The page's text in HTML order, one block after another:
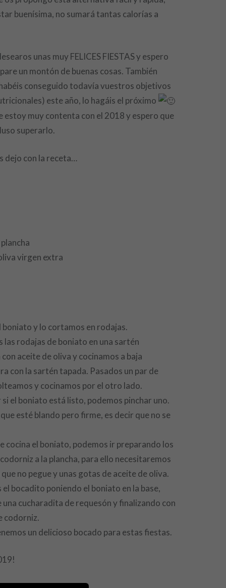
buenísima, no sumará tantas calorías a
unas muy FELICES FIESTAS y espero
un montón de buenas cosas. También
conseguido todavía vuestros objetivos
este año, lo hagáis el próximo
estoy muy contenta con el 2018 y espero que
superarlo.
dejo con la receta…
virgen extra
boniato y lo cortamos en rodajas.
las rodajas de boniato en una sartén
aceite de oliva y cocinamos a baja
con la sartén tapada. Pasados un par de
y cocinamos por el otro lado.
si el boniato está listo, podemos pinchar uno.
esté blando pero firme, es decir que no se
cocina el boniato, podemos ir preparando los
a la plancha, para ello necesitaremos
no pegue y unas gotas de aceite de oliva.
bocadito poniendo el boniato en la base,
una cucharadita de requesón y finalizando con
codorniz.
un delicioso bocado para estas fiestas.